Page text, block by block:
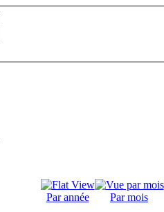
Par année Par mois